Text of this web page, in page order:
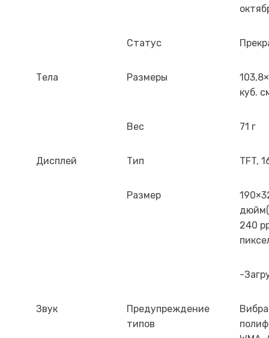
Статус
Тела Размеры
куб.
Вес 71 г
Дисплей Тип TFT,
Размер
240
-
Звук
Предупреждение
типов